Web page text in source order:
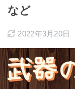
など
2022年3月20日